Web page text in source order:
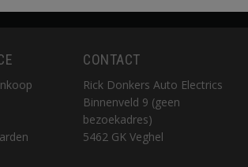
CONTACT
Rick Donkers Auto Electrics
Binnenveld 9 (geen
bezoekadres)
5462 GK Veghel